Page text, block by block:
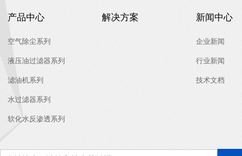
产品中心
空气除尘系列
液压油过滤器系列
滤油机系列
水过滤器系列
软化水反渗透系列
解决方案 新闻中心
企业新闻
行业新闻
技术文档